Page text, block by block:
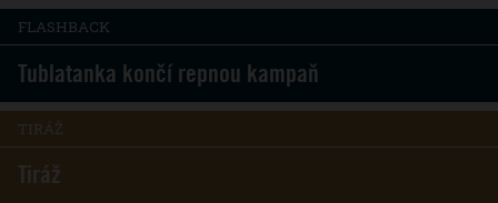
FLASHBACK
Tublatanka končí repnou kampaň
TIRÁŽ
Tiráž